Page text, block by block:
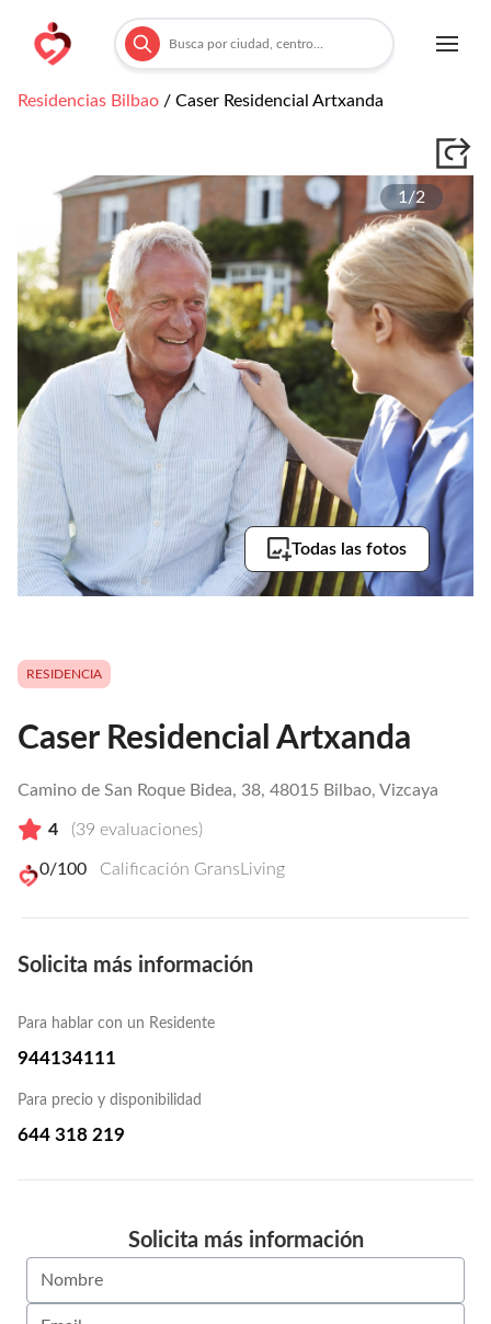
Residencias Bilbao / Caser Residencial Artxanda
1/2
Todas las fotos
RESIDENCIA
Caser Residencial Artxanda
Camino de San Roque Bidea, 38, 48015 Bilbao, Vizcaya
4 (39 evaluaciones)
0/100 Calificación GransLiving
Solicita más información
Para hablar con un Residente
944134111
Para precio y disponibilidad
644 318 219
Solicita más información